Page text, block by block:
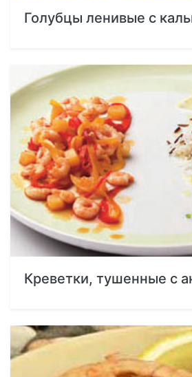
Голубцы ленивые с
Креветки, тушенные с